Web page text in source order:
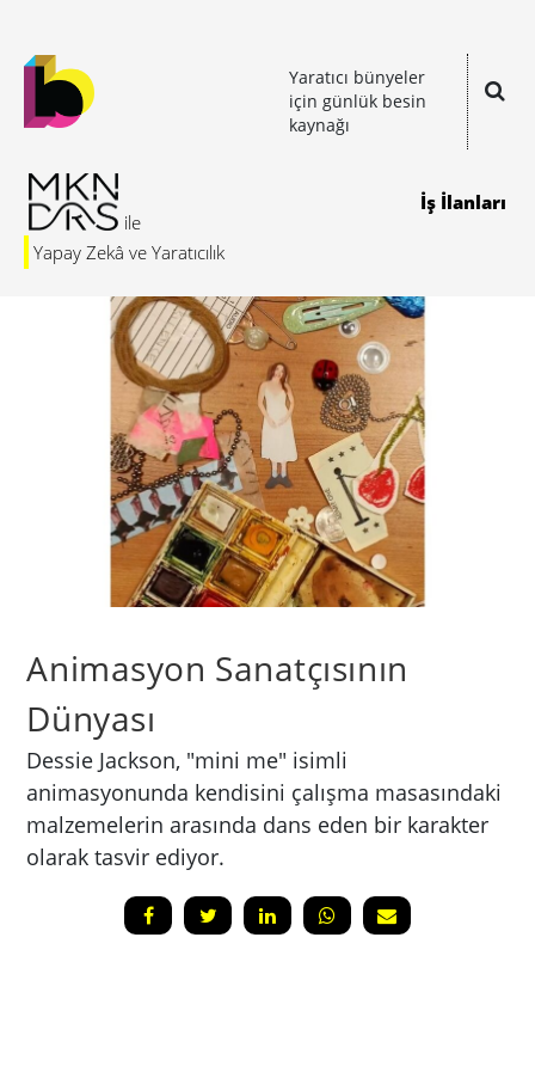
Yaratıcı bünyeler
için günlük besin
kaynağı
Yapay Zekâ ve Yaratıcılık
İş İlanları
Animasyon Sanatçısının
Dünyası
Dessie Jackson, "mini me" isimli
animasyonunda kendisini çalışma masasındaki
malzemelerin arasında dans eden bir karakter
olarak tasvir ediyor.